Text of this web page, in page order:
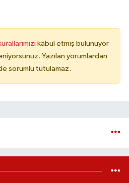
kabul etmiş bulunuyor
Yazılan yorumlardan
sorumlu tutulamaz.